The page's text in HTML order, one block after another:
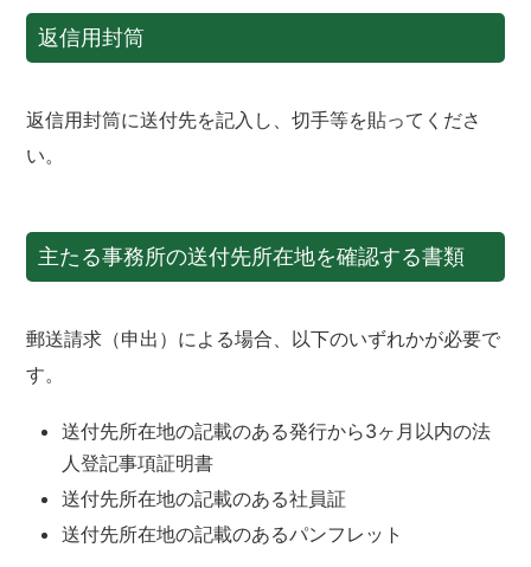
返信用封筒
返信用封筒に送付先を記入し、切手等を貼ってくださ
い。
主たる事務所の送付先所在地を確認する書類
郵送請求（申出）による場合、以下のいずれかが必要で
す。
送付先所在地の記載のある発行から3ヶ月以内の法
人登記事項証明書
送付先所在地の記載のある社員証
送付先所在地の記載のあるパンフレット